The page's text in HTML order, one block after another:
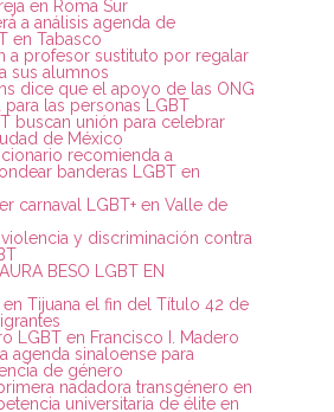
en Roma Sur
a análisis agenda de
en Tabasco
a profesor sustituto por regalar
sus alumnos
dice que el apoyo de las ONG
las personas LGBT
buscan unión para celebrar
de México
recomienda a
banderas LGBT en
carnaval LGBT+ en Valle de
y discriminación contra
BESO LGBT EN
Tijuana el fin del Título 42 de
LGBT en Francisco I. Madero
agenda sinaloense para
de género
nadadora transgénero en
universitaria de élite en